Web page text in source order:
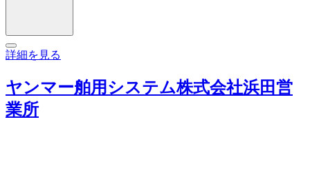
詳細を見る
ヤンマー舶用システム株式会社浜田営
業所